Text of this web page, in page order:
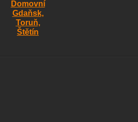
Domovní
Gdaňsk,
Toruň,
Štětín